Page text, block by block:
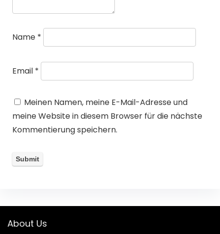
Name *
Email *
Meinen Namen, meine E-Mail-Adresse und
meine Website in diesem Browser für die nächste
Kommentierung speichern.
About Us